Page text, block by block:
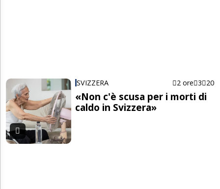
SVIZZERA 2 ore 3 20
«Non c'è scusa per i morti di
caldo in Svizzera»